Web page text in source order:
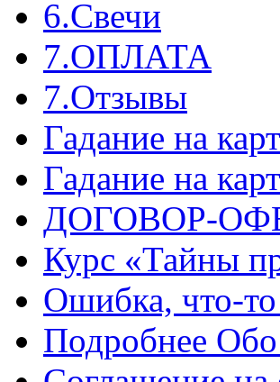
6.Свечи
7.ОПЛАТА
7.Отзывы
Гадание на
Гадание на
ДОГОВОР-
Курс «Тайны
Ошибка, что-
Подробнее